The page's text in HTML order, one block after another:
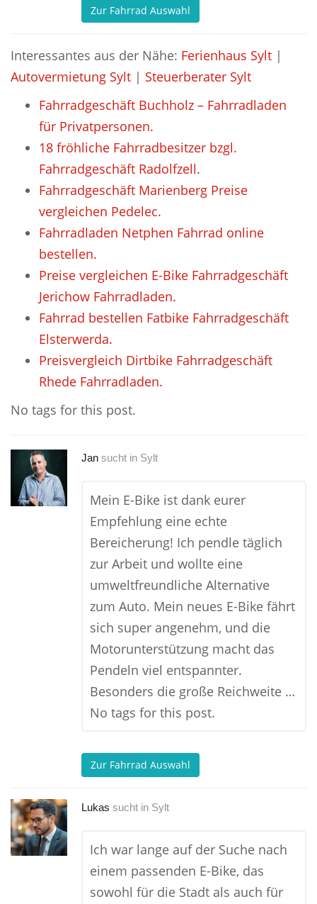
Zur Fahrrad Auswahl
Interessantes aus der Nähe: Ferienhaus Sylt |
Autovermietung Sylt | Steuerberater Sylt
Fahrradgeschäft Buchholz – Fahrradladen
für Privatpersonen.
18 fröhliche Fahrradbesitzer bzgl.
Fahrradgeschäft Radolfzell.
Fahrradgeschäft Marienberg Preise
vergleichen Pedelec.
Fahrradladen Netphen Fahrrad online
bestellen.
Preise vergleichen E-Bike Fahrradgeschäft
Jerichow Fahrradladen.
Fahrrad bestellen Fatbike Fahrradgeschäft
Elsterwerda.
Preisvergleich Dirtbike Fahrradgeschäft
Rhede Fahrradladen.
No tags for this post.
Jan sucht in Sylt
Mein E-Bike ist dank eurer
Empfehlung eine echte
Bereicherung! Ich pendle täglich
zur Arbeit und wollte eine
umweltfreundliche Alternative
zum Auto. Mein neues E-Bike fährt
sich super angenehm, und die
Motorunterstützung macht das
Pendeln viel entspannter.
Besonders die große Reichweite …
No tags for this post.
Zur Fahrrad Auswahl
Lukas sucht in Sylt
Ich war lange auf der Suche nach
einem passenden E-Bike, das
sowohl für die Stadt als auch für